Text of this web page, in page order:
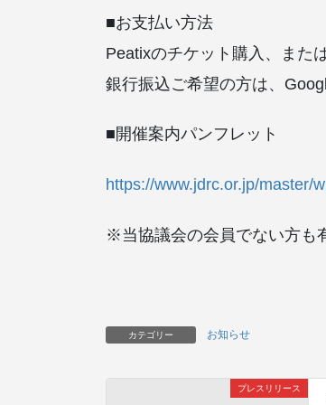
■お支払い方法
Peatixのチケット購入、また
銀行振込ご希望の方は、
■開催案内パンフレット
https://www.jdrc.or.jp/master/
※当協議会の会員でない方も
カテゴリー お知らせ
プレスリリース